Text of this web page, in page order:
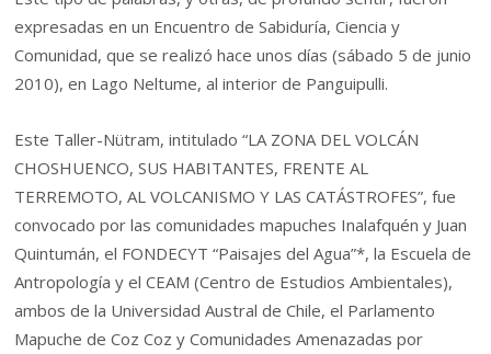
expresadas en un Encuentro de Sabiduría, Ciencia y
Comunidad, que se realizó hace unos días (sábado 5 de junio
2010), en Lago Neltume, al interior de Panguipulli.
Este Taller-Nütram, intitulado “LA ZONA DEL VOLCÁN
CHOSHUENCO, SUS HABITANTES, FRENTE AL
TERREMOTO, AL VOLCANISMO Y LAS CATÁSTROFES”, fue
convocado por las comunidades mapuches Inalafquén y Juan
Quintumán, el FONDECYT “Paisajes del Agua”*, la Escuela de
Antropología y el CEAM (Centro de Estudios Ambientales),
ambos de la Universidad Austral de Chile, el Parlamento
Mapuche de Coz Coz y Comunidades Amenazadas por